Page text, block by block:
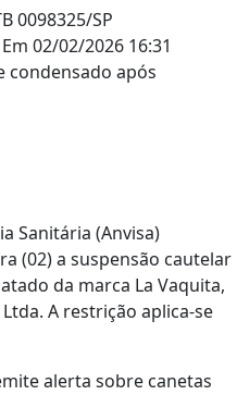
Em 02/02/2026 16:31
Sanitária (Anvisa)
(02) a suspensão cautelar
da marca La Vaquita,
A restrição aplica-se
alerta sobre canetas